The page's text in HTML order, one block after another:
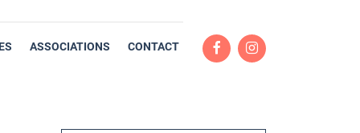
ASSOCIATIONS CONTACT